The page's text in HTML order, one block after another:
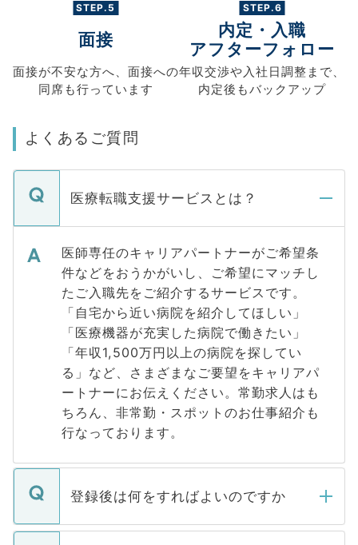
STEP.5
面接
面接が不安な方へ、 面接への
同席も行っています
STEP.6
内定・入職
アフターフォロー
年収交渉や入社日調整まで、
内定後もバックアップ
よくあるご質問
医療転職支援サービスとは？
医師専任のキャリアパートナーがご希望条
件などをおうかがいし、ご希望にマッチし
たご入職先をご紹介するサービスです。
「自宅から近い病院を紹介してほしい」
「医療機器が充実した病院で働きたい」
「年収1,500万円以上の病院を探してい
る」など、さまざまなご要望をキャリアパ
ートナーにお伝えください。常勤求人はも
ちろん、非常勤・スポットのお仕事紹介も
行なっております。
登録後は何をすればよいのですか
ご登録いただきましたら、弊社担当者がご